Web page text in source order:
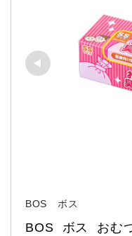
BOS ボス
BOS  ボス  おむ